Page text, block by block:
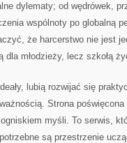
dylematy; od wędrówek,
wspólnoty po globalną
że harcerstwo nie jest
młodzieży, lecz szkołą
lubią rozwijać się
Strona
myśli. To serwis,
są przestrzenie